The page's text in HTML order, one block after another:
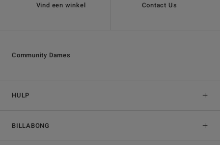
Vind een winkel Contact Us
HULP
BILLABONG
Community Dames